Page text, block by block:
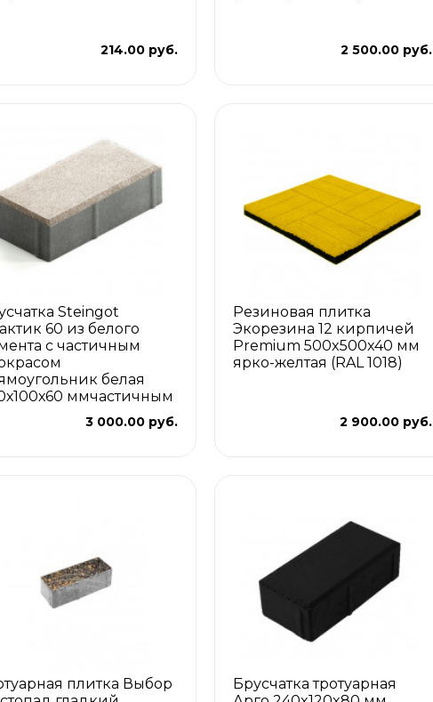
214.00 руб. 2 500.00 руб.
Steingot
60 из белого
с частичным
белая
ммчастичным
3 000.00 руб.
Резиновая плитка
Экорезина 12 кирпичей
Premium 500x500x40 мм
ярко-желтая (RAL 1018)
2 900.00 руб.
плитка Выбор
Брусчатка тротуарная